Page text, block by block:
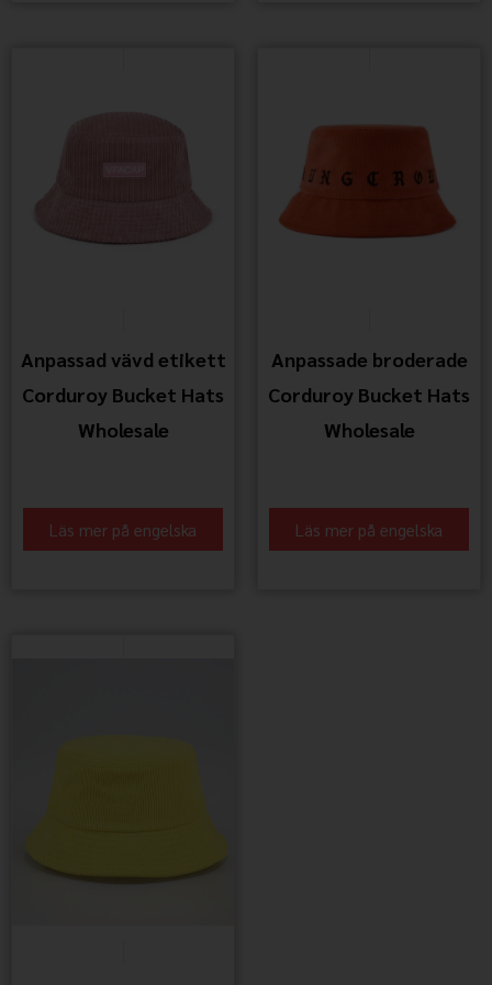
Anpassad vävd etikett
Corduroy Bucket Hats
Wholesale
Läs mer på engelska
Anpassade broderade
Corduroy Bucket Hats
Wholesale
Läs mer på engelska